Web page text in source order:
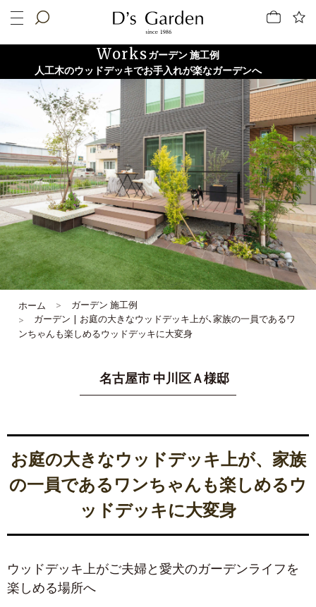
Worksガーデン 施工例
人工木のウッドデッキでお手入れが楽なガーデンへ
ホーム
ガーデン 施工例
ガーデン | お庭の大きなウッドデッキ上が、家族の一員であるワ
ンちゃんも楽しめるウッドデッキに大変身
名古屋市 中川区Ａ様邸
お庭の大きなウッドデッキ上が、家族
の一員であるワンちゃんも楽しめるウ
ッドデッキに大変身
ウッドデッキ上がご夫婦と愛犬のガーデンライフを
楽しめる場所へ